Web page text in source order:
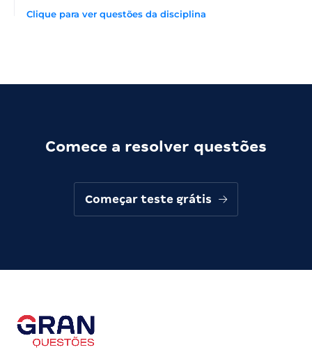
Clique para ver questões da disciplina
Comece a resolver questões
Começar teste grátis